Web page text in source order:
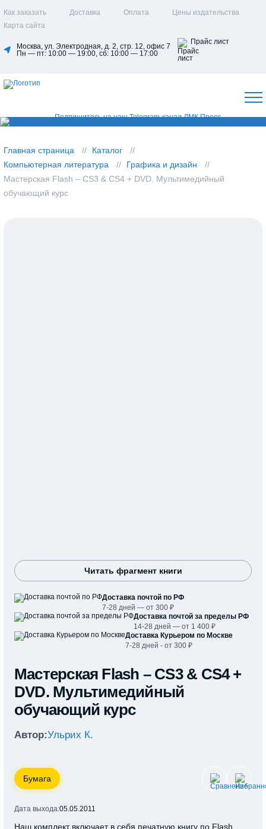
Как заказать Доставка Оплата
Цены издательства
Карта сайта
Москва, ул. Электродная, д. 2, стр. 12, офис 7
Пн — пт: 10:00 — 19:00, сб: 10:00 — 17:00
Прайс лист
Главная страница
Каталог
Компьютерная литература
Графика и дизайн
Мастерская Flash – CS3 & CS4 + DVD. Мультимедийный
обучающий курс
Читать фрагмент книги
Доставка почтой по РФ
7-28 дней — от 300 ₽
Доставка почтой за пределы РФ
14-28 дней — от 1 400 ₽
Доставка Курьером по Москве
7-28 дней - от 300 ₽
Мастерская Flash – CS3 & CS4 +
DVD. Мультимедийный
обучающий курс
Автор:Ульрих К.
Бумага
Дата выхода:05.05.2011
Наш комплект включает в себя печатную книгу по Flash